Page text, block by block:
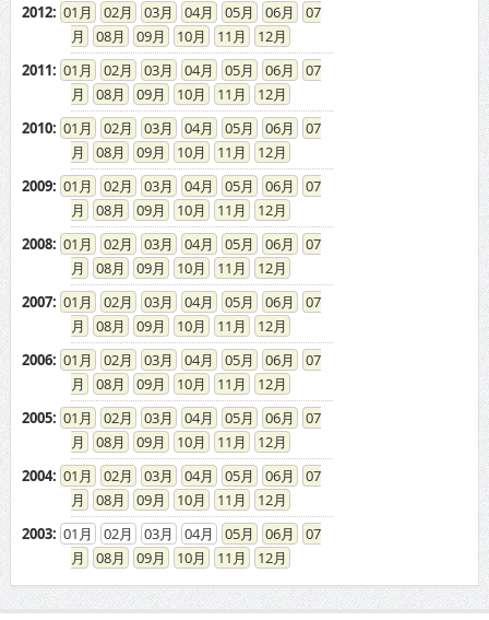
2012: 01 02 03 04 05 06
07
08
09 10 11
12
2011: 01 02 03 04 05 06
07
08
09 10 11
12
2010: 01 02 03 04 05 06
07
08
09 10 11
12
2009: 01 02 03 04 05 06
07
08
09 10 11
12
2008: 01 02 03 04 05 06
07
08
09 10 11
12
2007: 01 02 03 04 05 06
07
08
09 10 11
12
2006: 01 02 03 04 05 06
07
08
09 10 11
12
2005: 01 02 03 04 05 06
07
08
09 10 11
12
2004: 01 02 03 04 05 06
07
08
09 10 11
12
2003: 01 02 03 04 05 06
07
08
09 10 11 12